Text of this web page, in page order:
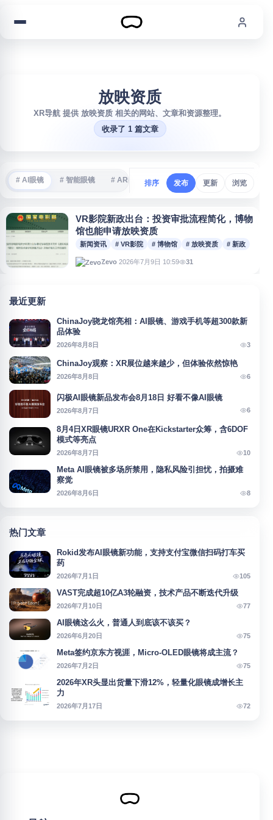
放映资质
XR导航 提供 放映资质 相关的网站、文章和资源整理。
收录了 1 篇文章
# AI眼镜 # 智能眼镜 # AR眼镜 # VR游戏 # 沉浸式体验
排序 发布 更新 浏览
VR影院新政出台：投资审批流程简化，博物
馆也能申请放映资质
新闻资讯 # VR影院 # 博物馆 # 放映资质 # 新政
Zevo 2026年7月9日 10:59 31
最近更新
ChinaJoy骁龙馆亮相：AI眼镜、游戏手机等超300款新
品体验
2026年8月8日 3
ChinaJoy观察：XR展位越来越少，但体验依然惊艳
2026年8月8日 6
闪极AI眼镜新品发布会8月18日 好看不像AI眼镜
2026年8月7日 6
8月4日XR眼镜URXR One在Kickstarter众筹，含6DOF
模式等亮点
2026年8月7日 10
Meta AI眼镜被多场所禁用，隐私风险引担忧，拍摄难
察觉
2026年8月6日 8
热门文章
Rokid发布AI眼镜新功能，支持支付宝微信扫码打车买
药
2026年7月1日 105
VAST完成超10亿A3轮融资，技术产品不断迭代升级
2026年7月10日 77
AI眼镜这么火，普通人到底该不该买？
2026年6月20日 75
Meta签约京东方视涯，Micro-OLED眼镜将成主流？
2026年7月2日 75
2026年XR头显出货量下滑12%，轻量化眼镜成增长主
力
2026年7月17日 72